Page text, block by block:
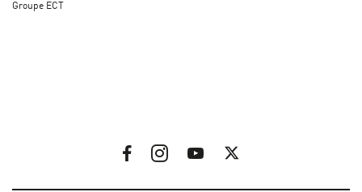
Groupe ECT